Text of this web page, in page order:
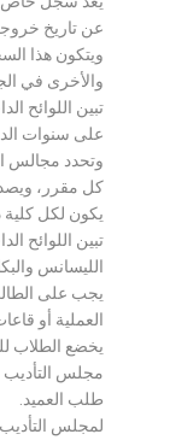
عن تاريخ
ويتكون هذا
والأخرى في
تبين اللوائح
على سنوات
وتحدد مجالس
كل مقرر،
يكون لكل
تبين اللوائح
الليسانس
يجب على
العملية أو
يخضع الطلاب
مجلس التأديب
طلب العميد.
لمجلس